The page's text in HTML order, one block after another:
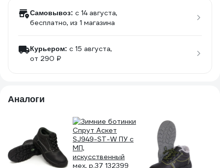
Самовывоз: c 14 августа,
бесплатно, из 1 магазина
Курьером: c 15 августа,
от 290 ₽
Аналоги